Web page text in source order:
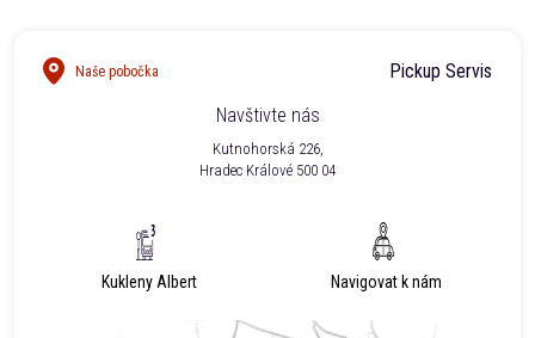
Naše pobočka
Pickup Servis
Navštivte nás
Kutnohorská 226,
Hradec Králové 500 04
Kukleny Albert Navigovat k nám